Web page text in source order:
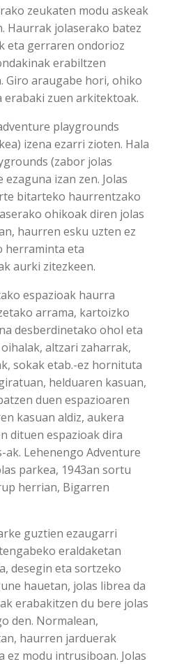
zeukaten modu askeak
Haurrak jolaserako batez
eta gerraren ondorioz
erabiltzen
Giro araugabe hori, ohiko
zuen arkitektoak.
playgrounds
izena ezarri zioten. Hala
(zabor jolas
izan zen. Jolas
bitarteko haurrentzako
ohikoak diren jolas
haurren esku uzten ez
herraminta eta
aurki zitezkeen.
espazioak haurra
arrama, kartoizko
desberdinetako ohol eta
altzari zaharrak,
sokak etab.-ez hornituta
helduaren kasuan,
duen espazioaren
kasuan aldiz, aukera
dituen espazioak dira
Lehenengo Adventure
parkea, 1943an sortu
herrian, Bigarren
guztien ezaugarri
eraldaketan
desegin eta sortzeko
hauetan, jolas librea da
erabakitzen du bere jolas
den. Normalean,
haurren jarduerak
ez modu intrusiboan. Jolas